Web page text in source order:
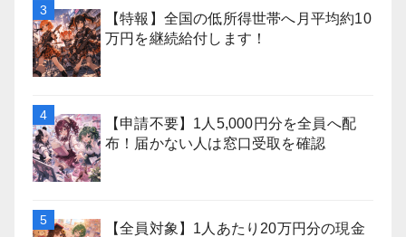
【特報】全国の低所得世帯へ月平均約10
万円を継続給付します！
【申請不要】1人5,000円分を全員へ配
布！届かない人は窓口受取を確認
【全員対象】1人あたり20万円分の現金